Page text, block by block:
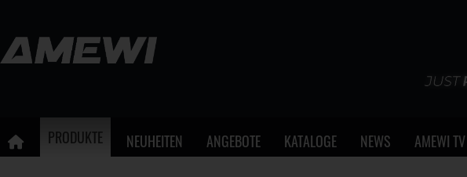
PRODUKTE NEUHEITEN ANGEBOTE KATALOGE NEWS AMEWI TV